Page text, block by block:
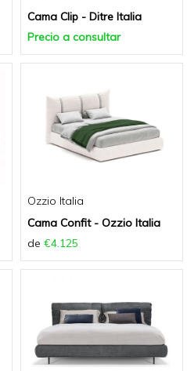
Cama Clip - Ditre Italia
Precio a consultar
Ozzio Italia
Cama Confit - Ozzio Italia
de €4.125